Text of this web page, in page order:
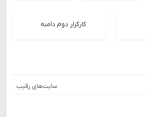
کارگزار دوم دامنه
سایت‌های رقیب